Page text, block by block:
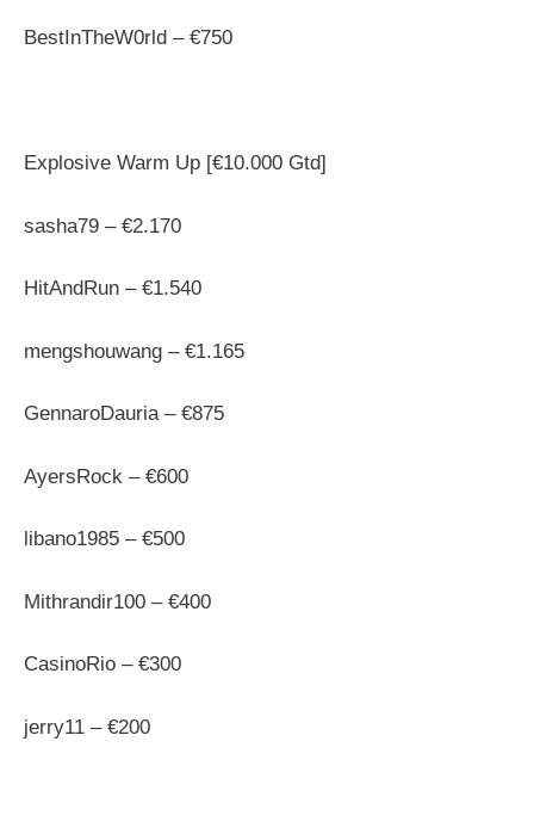
BestInTheW0rld – €750
Explosive Warm Up [€10.000 Gtd]
sasha79 – €2.170
HitAndRun – €1.540
mengshouwang – €1.165
GennaroDauria – €875
AyersRock – €600
libano1985 – €500
Mithrandir100 – €400
CasinoRio – €300
jerry11 – €200